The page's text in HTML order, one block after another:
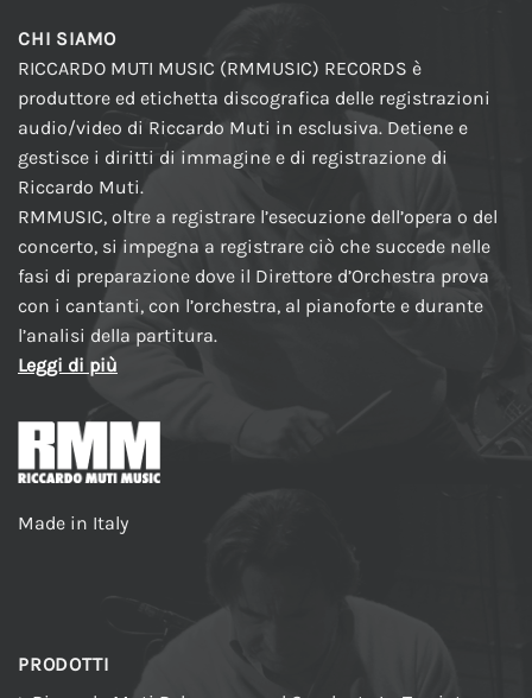
CHI SIAMO
RICCARDO MUTI MUSIC (RMMUSIC) RECORDS è
produttore ed etichetta discografica delle registrazioni
audio/video di Riccardo Muti in esclusiva. Detiene e
gestisce i diritti di immagine e di registrazione di
Riccardo Muti.
RMMUSIC, oltre a registrare l’esecuzione dell’opera o del
concerto, si impegna a registrare ciò che succede nelle
fasi di preparazione dove il Direttore d’Orchestra prova
con i cantanti, con l’orchestra, al pianoforte e durante
l’analisi della partitura.
Leggi di più
Made in Italy
PRODOTTI